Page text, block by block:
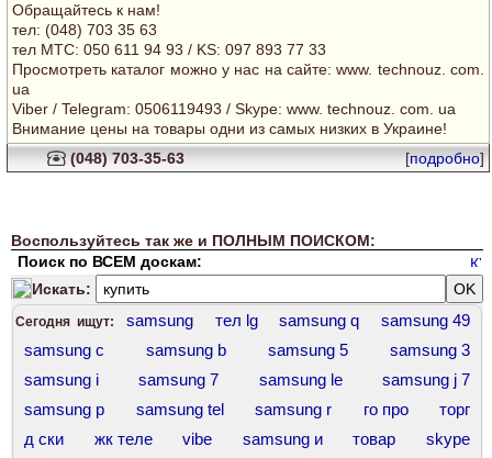
Обращайтесь к нам!
тел: (048) 703 35 63
тел MTC: 050 611 94 93 / KS: 097 893 77 33
Просмотреть каталог можно у нас на сайте: www. technouz. com.
ua
Viber / Telegram: 0506119493 / Skype: www. technouz. com. ua
Внимание цены на товары одни из самых низких в Украине!
(048) 703-35-63
[подробно]
Воспользуйтесь так же и ПОЛНЫМ ПОИСКОМ:
Поиск по ВСЕМ доскам:
Искать:
Сегодня ищут: samsung тел lg samsung q
samsung 49
samsung c
samsung b samsung 5
samsung 3
samsung i
samsung 7 samsung le
samsung j 7
samsung p
samsung tel samsung r го про
торг
д ски
жк теле vibe samsung и товар
skype